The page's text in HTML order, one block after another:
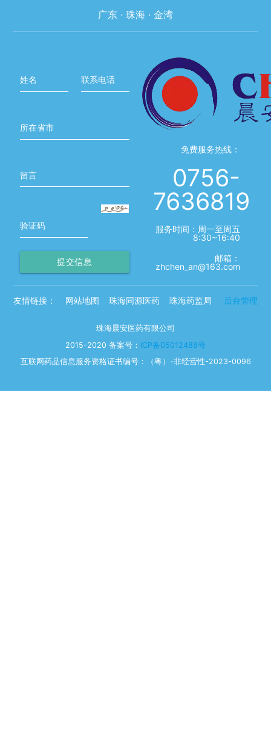
广东 · 珠海 · 金湾
姓名 联系电话
所在省市
留言
验证码
提交信息
免费服务热线：
0756-
7636819
服务时间：周一至周五
8:30~16:40
邮箱：
zhchen_an@163.com
友情链接： 网站地图 珠海同源医药 珠海药监局 后台管理
珠海晨安医药有限公司
2015-2020 备案号： ICP备05012488号
互联网药品信息服务资格证书编号：（粤）-非经营性-2023-0096